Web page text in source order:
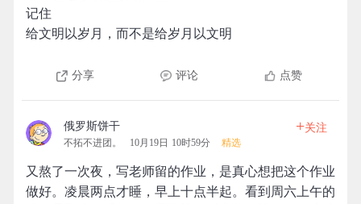
记住
给文明以岁月，而不是给岁月以文明
分享 评论 点赞
俄罗斯饼干
不拓不进团。 10月19日 10时59分 精选
+关注
又熬了一次夜，写老师留的作业，是真心想把这个作业
做好。凌晨两点才睡，早上十点半起。看到周六上午的